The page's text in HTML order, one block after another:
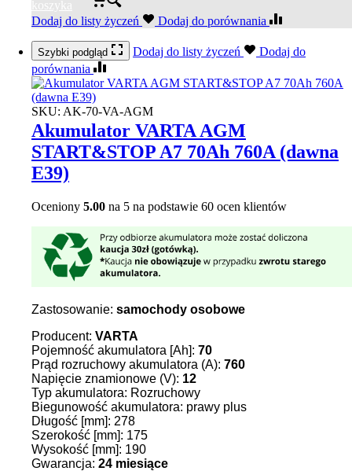
koszyka
Dodaj do listy życzeń
Dodaj do porównania
Szybki podgląd Dodaj do listy życzeń
Dodaj do
porównania
SKU: AK-70-VA-AGM
Akumulator VARTA AGM
START&STOP A7 70Ah 760A (dawna
E39)
Oceniony 5.00 na 5 na podstawie 60 ocen klientów
Zastosowanie: samochody osobowe
Producent: VARTA
Pojemność akumulatora [Ah]: 70
Prąd rozruchowy akumulatora (A): 760
Napięcie znamionowe (V): 12
Typ akumulatora: Rozruchowy
Biegunowość akumulatora: prawy plus
Długość [mm]: 278
Szerokość [mm]: 175
Wysokość [mm]: 190
Gwarancja: 24 miesiące